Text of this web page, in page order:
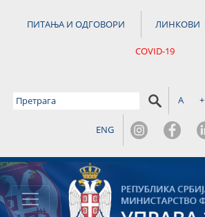
ПИТАЊА И ОДГОВОРИ ЛИНКОВИ
COVID-19
A +
ENG